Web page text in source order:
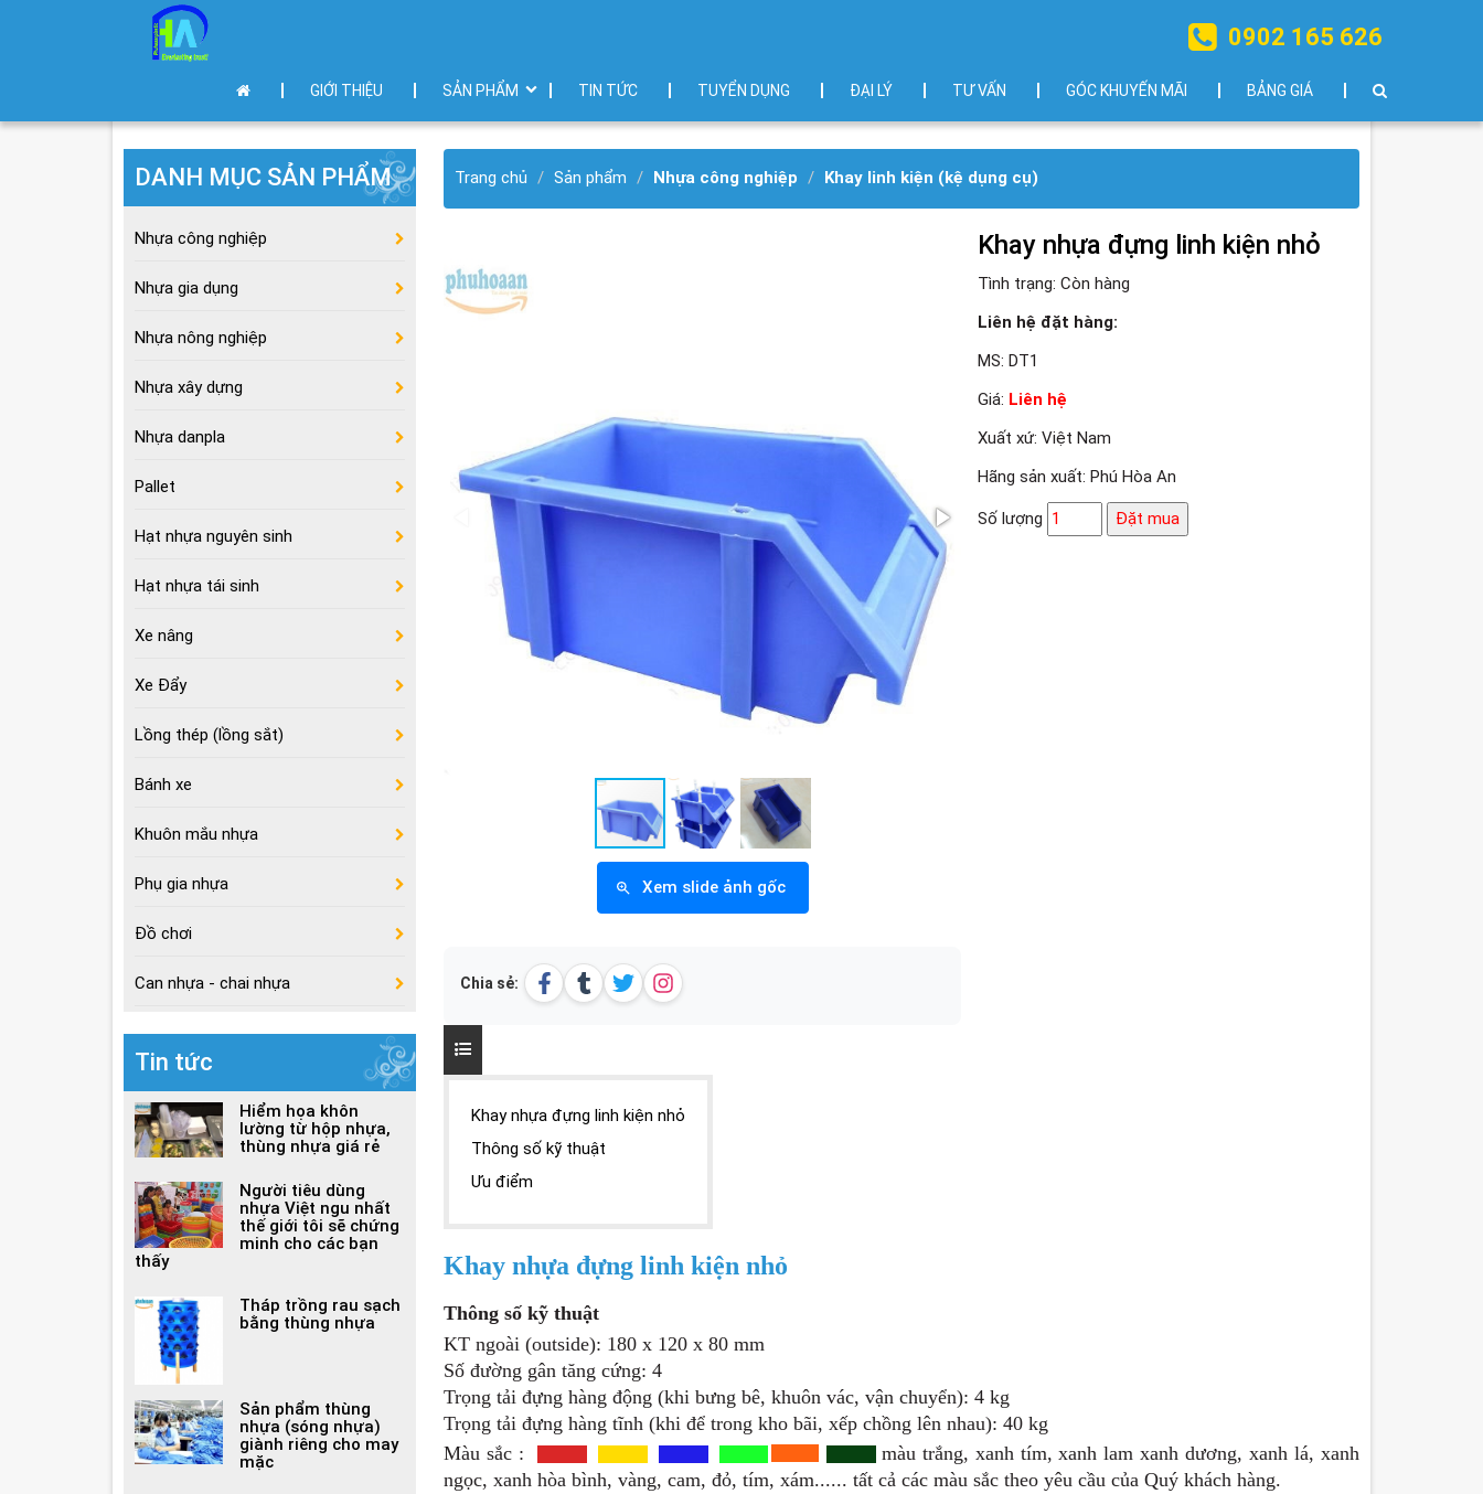
GIỚI THIỆU SẢN PHẨM TIN TỨC TUYỂN DỤNG ĐẠI LÝ TƯ VẤN GÓC KHUYẾN MÃI BẢNG GIÁ
0902 165 626
Trang chủ Sản phẩm Nhựa công nghiệp Khay linh kiện (kệ dụng cụ)
Xem slide ảnh gốc
Chia sẻ:
Khay nhựa đựng linh kiện nhỏ
Tình trạng: Còn hàng
Liên hệ đặt hàng:
MS: DT1
Giá: Liên hệ
Xuất xứ: Việt Nam
Hãng sản xuất: Phú Hòa An
Số lượng Đặt mua
Khay nhựa đựng linh kiện nhỏ
Thông số kỹ thuật
Ưu điểm
Khay nhựa đựng linh kiện nhỏ
Thông số kỹ thuật
KT ngoài (outside): 180 x 120 x 80 mm
Số đường gân tăng cứng: 4
Trọng tải đựng hàng động (khi bưng bê, khuôn vác, vận chuyển): 4 kg
Trọng tải đựng hàng tĩnh (khi để trong kho bãi, xếp chồng lên nhau): 40 kg
Màu sắc :
màu trắng, xanh tím, xanh lam xanh dương, xanh lá, xanh
ngọc, xanh hòa bình, vàng, cam, đỏ, tím, xám...... tất cả các màu sắc theo yêu cầu của Quý khách hàng.
DANH MỤC SẢN PHẨM
Nhựa công nghiệp
Nhựa gia dụng
Nhựa nông nghiệp
Nhựa xây dựng
Nhựa danpla
Pallet
Hạt nhựa nguyên sinh
Hạt nhựa tái sinh
Xe nâng
Xe Đẩy
Lồng thép (lồng sắt)
Bánh xe
Khuôn mắu nhựa
Phụ gia nhựa
Đồ chơi
Can nhựa - chai nhựa
Tin tức
Hiểm họa khôn
lường từ hộp nhựa,
thùng nhựa giá rẻ
Người tiêu dùng
nhựa Việt ngu nhất
thế giới tôi sẽ chứng
minh cho các bạn
thấy
Tháp trồng rau sạch
bằng thùng nhựa
Sản phẩm thùng
nhựa (sóng nhựa)
giành riêng cho may
mặc